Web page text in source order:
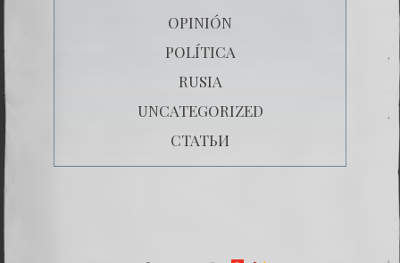
OPINIÓN
POLÍTICA
RUSIA
UNCATEGORIZED
СТАТЬИ